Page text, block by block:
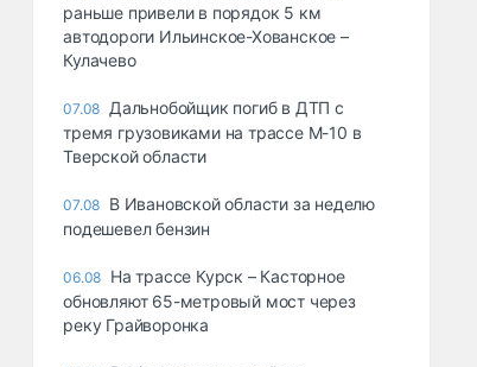
раньше привели в порядок 5 км
автодороги Ильинское-Хованское –
Кулачево
07.08 Дальнобойщик погиб в ДТП с
тремя грузовиками на трассе М-10 в
Тверской области
07.08 В Ивановской области за неделю
подешевел бензин
06.08 На трассе Курск – Касторное
обновляют 65-метровый мост через
реку Грайворонка